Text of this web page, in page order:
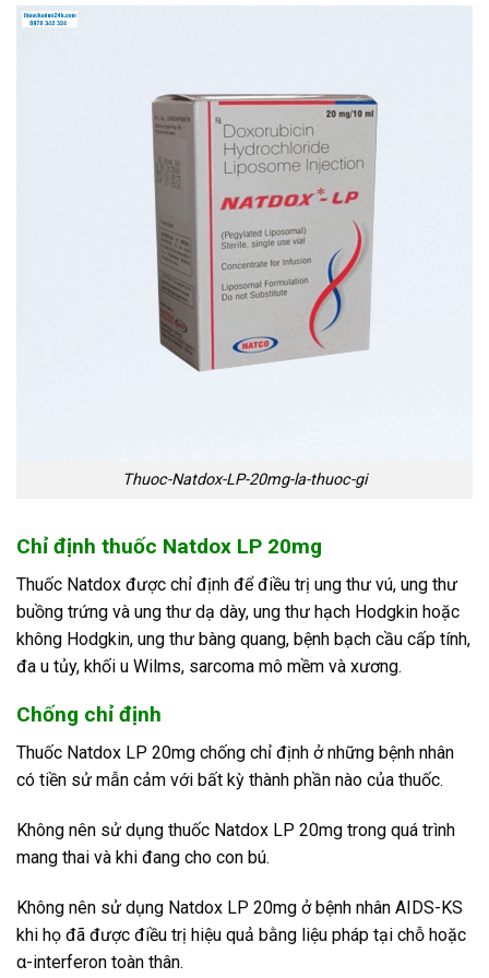
Thuoc-Natdox-LP-20mg-la-thuoc-gi
Chỉ định thuốc Natdox LP 20mg
Thuốc Natdox được chỉ định để điều trị ung thư vú, ung thư
buồng trứng và ung thư dạ dày, ung thư hạch Hodgkin hoặc
không Hodgkin, ung thư bàng quang, bệnh bạch cầu cấp tính,
đa u tủy, khối u Wilms, sarcoma mô mềm và xương.
Chống chỉ định
Thuốc Natdox LP 20mg chống chỉ định ở những bệnh nhân
có tiền sử mẫn cảm với bất kỳ thành phần nào của thuốc.
Không nên sử dụng thuốc Natdox LP 20mg trong quá trình
mang thai và khi đang cho con bú.
Không nên sử dụng Natdox LP 20mg ở bệnh nhân AIDS-KS
khi họ đã được điều trị hiệu quả bằng liệu pháp tại chỗ hoặc
α-interferon toàn thân.